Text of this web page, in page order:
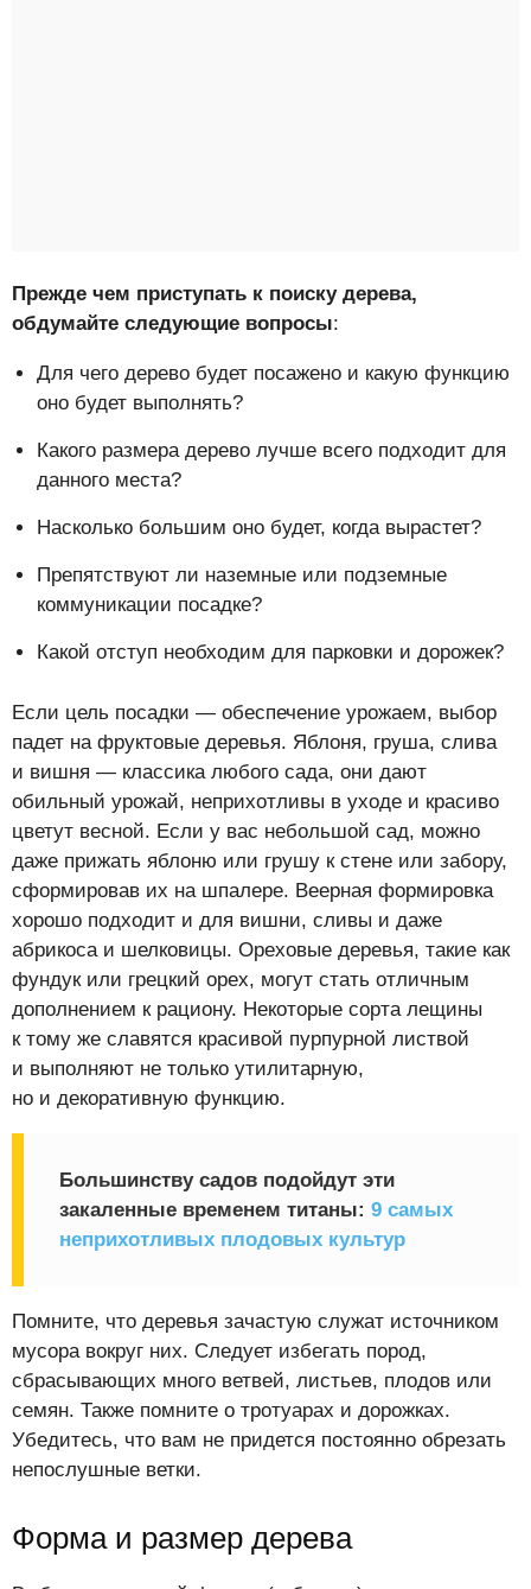
Прежде чем приступать к поиску дерева,
обдумайте следующие вопросы:
Для чего дерево будет посажено и какую функцию
оно будет выполнять?
Какого размера дерево лучше всего подходит для
данного места?
Насколько большим оно будет, когда вырастет?
Препятствуют ли наземные или подземные
коммуникации посадке?
Какой отступ необходим для парковки и дорожек?
Если цель посадки — обеспечение урожаем, выбор
падет на фруктовые деревья. Яблоня, груша, слива
и вишня — классика любого сада, они дают
обильный урожай, неприхотливы в уходе и красиво
цветут весной. Если у вас небольшой сад, можно
даже прижать яблоню или грушу к стене или забору,
сформировав их на шпалере. Веерная формировка
хорошо подходит и для вишни, сливы и даже
абрикоса и шелковицы. Ореховые деревья, такие как
фундук или грецкий орех, могут стать отличным
дополнением к рациону. Некоторые сорта лещины
к тому же славятся красивой пурпурной листвой
и выполняют не только утилитарную,
но и декоративную функцию.
Большинству садов подойдут эти
закаленные временем титаны: 9 самых
неприхотливых плодовых культур
Помните, что деревья зачастую служат источником
мусора вокруг них. Следует избегать пород,
сбрасывающих много ветвей, листьев, плодов или
семян. Также помните о тротуарах и дорожках.
Убедитесь, что вам не придется постоянно обрезать
непослушные ветки.
Форма и размер дерева